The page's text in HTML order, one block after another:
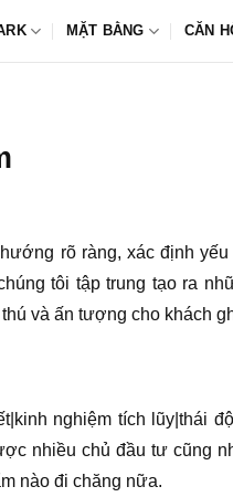
MẶT BẰNG CĂN
rõ ràng, xác định
tôi tập trung tạo ra
và ấn tượng cho khách
nghiệm tích lũy|thái
nhiều chủ đầu tư cũng
nào đi chăng nữa.